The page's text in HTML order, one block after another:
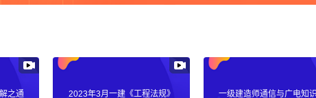
之通 2023年3月一建《工程法规》 一级建造师通信与广电知